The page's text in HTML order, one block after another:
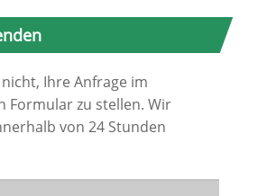
Ihre Anfrage im
Formular zu stellen. Wir
von 24 Stunden